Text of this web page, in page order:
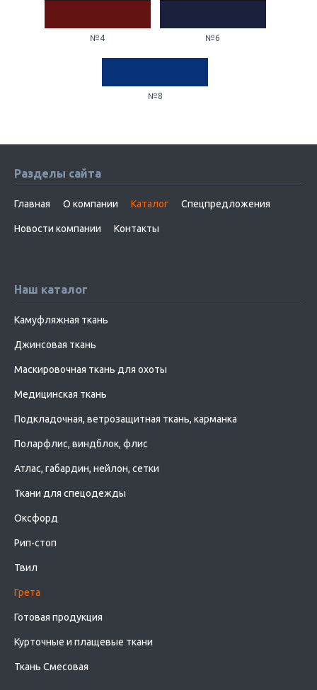
№4 №6
№8
Разделы сайта
Главная О компании Каталог Спецпредложения
Новости компании Контакты
Наш каталог
Камуфляжная ткань
Джинсовая ткань
Маскировочная ткань для охоты
Медицинская ткань
Подкладочная, ветрозащитная ткань, карманка
Поларфлис, виндблок, флис
Атлас, габардин, нейлон, сетки
Ткани для спецодежды
Оксфорд
Рип-стоп
Твил
Грета
Готовая продукция
Курточные и плащевые ткани
Ткань Смесовая